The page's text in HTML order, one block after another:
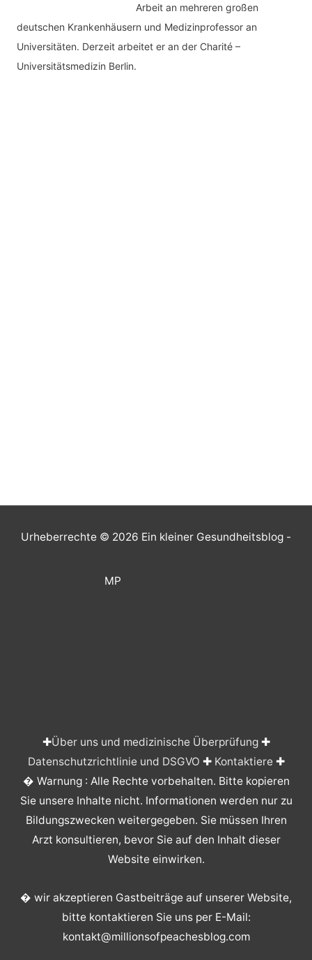
Arbeit an mehreren großen
deutschen Krankenhäusern und Medizinprofessor an
Universitäten. Derzeit arbeitet er an der Charité –
Universitätsmedizin Berlin.
Urheberrechte © 2026 Ein kleiner Gesundheitsblog -
MP
✚Über uns und medizinische Überprüfung✚
Datenschutzrichtlinie und DSGVO ✚ Kontaktiere✚
� Warnung : Alle Rechte vorbehalten. Bitte kopieren
Sie unsere Inhalte nicht. Informationen werden nur zu
Bildungszwecken weitergegeben. Sie müssen Ihren
Arzt konsultieren, bevor Sie auf den Inhalt dieser
Website einwirken.
� wir akzeptieren Gastbeiträge auf unserer Website,
bitte kontaktieren Sie uns per E-Mail:
kontakt@millionsofpeachesblog.com